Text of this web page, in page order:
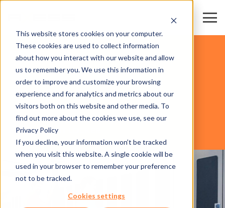
This website stores cookies on your computer.
These cookies are used to collect information
about how you interact with our website and allow
us to remember you. We use this information in
order to improve and customize your browsing
experience and for analytics and metrics about our
visitors both on this website and other media. To
find out more about the cookies we use, see our
Privacy Policy
If you decline, your information won’t be tracked
when you visit this website. A single cookie will be
used in your browser to remember your preference
not to be tracked.
Cookies settings
AXESS RESORT LOCKER
UNSERE SOFTWARE
ATTRAKTIONEN